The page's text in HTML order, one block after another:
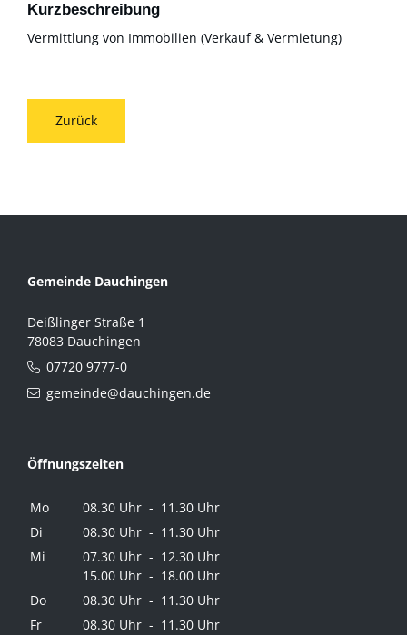
Kurzbeschreibung
Vermittlung von Immobilien (Verkauf & Vermietung)
Zurück
Gemeinde Dauchingen
Deißlinger Straße 1
78083 Dauchingen
07720 9777-0
gemeinde@dauchingen.de
Öffnungszeiten
Mo
08.30 Uhr - 11.30 Uhr
Di
08.30 Uhr - 11.30 Uhr
Mi
07.30 Uhr - 12.30 Uhr
15.00 Uhr - 18.00 Uhr
Do
08.30 Uhr - 11.30 Uhr
Fr
08.30 Uhr - 11.30 Uhr